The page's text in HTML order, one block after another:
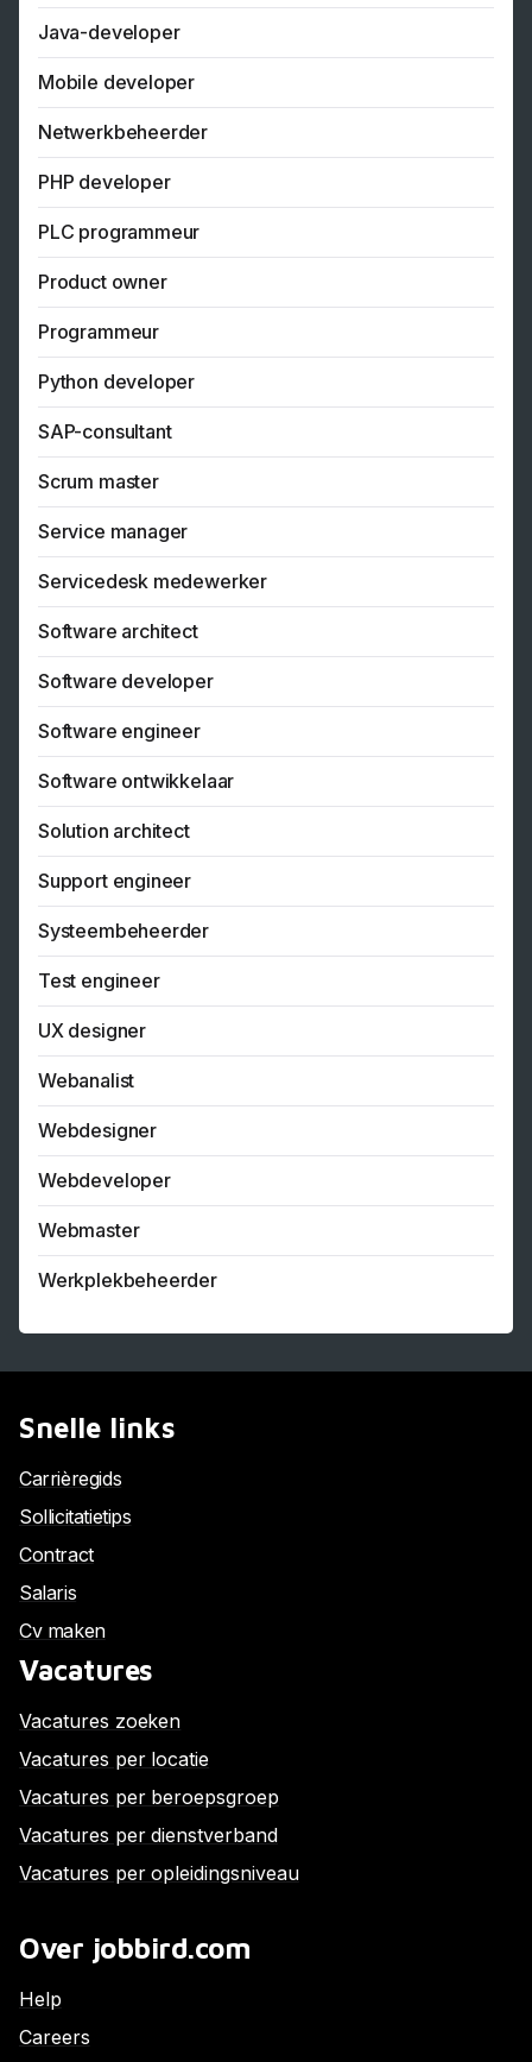
Java-developer
Mobile developer
Netwerkbeheerder
PHP developer
PLC programmeur
Product owner
Programmeur
Python developer
SAP-consultant
Scrum master
Service manager
Servicedesk medewerker
Software architect
Software developer
Software engineer
Software ontwikkelaar
Solution architect
Support engineer
Systeembeheerder
Test engineer
UX designer
Webanalist
Webdesigner
Webdeveloper
Webmaster
Werkplekbeheerder
Snelle links
Carrièregids
Sollicitatietips
Contract
Salaris
Cv maken
Vacatures
Vacatures zoeken
Vacatures per locatie
Vacatures per beroepsgroep
Vacatures per dienstverband
Vacatures per opleidingsniveau
Over jobbird.com
Help
Careers